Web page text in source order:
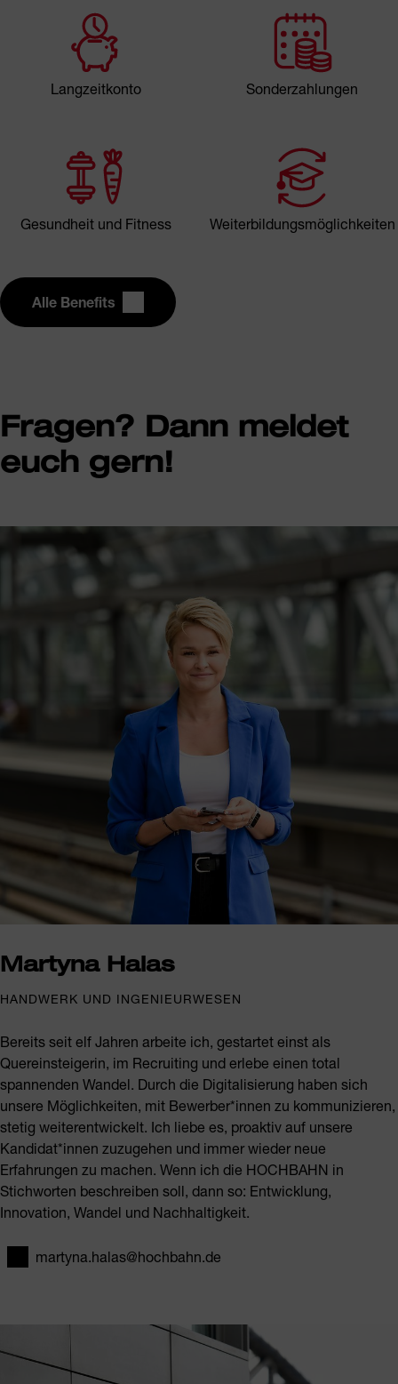
Langzeitkonto Sonderzahlungen
Gesundheit und Fitness Weiterbildungsmöglichkeiten
Alle Benefits
Fragen? Dann meldet
euch gern!
Martyna Halas
HANDWERK UND INGENIEURWESEN
Bereits seit elf Jahren arbeite ich, gestartet einst als
Quereinsteigerin, im Recruiting und erlebe einen total
spannenden Wandel. Durch die Digitalisierung haben sich
unsere Möglichkeiten, mit Bewerber*innen zu kommunizieren,
stetig weiterentwickelt. Ich liebe es, proaktiv auf unsere
Kandidat*innen zuzugehen und immer wieder neue
Erfahrungen zu machen. Wenn ich die HOCHBAHN in
Stichworten beschreiben soll, dann so: Entwicklung,
Innovation, Wandel und Nachhaltigkeit.
E-Mail
martyna.halas@hochbahn.de